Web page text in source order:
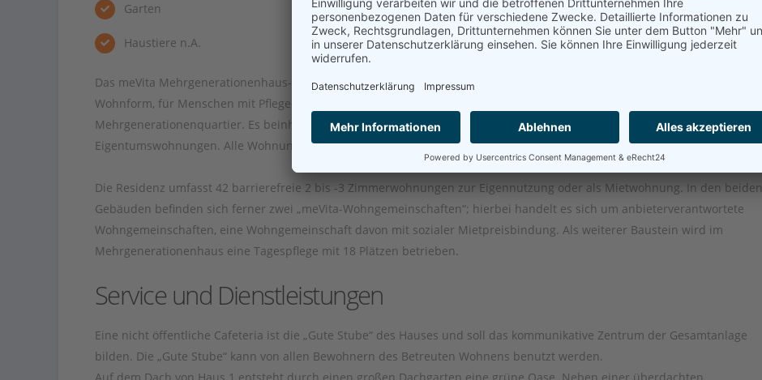
Garten
Haustiere n.A.
Das meVita Mehrgenerationenhaus-Kalkofen in Waldenbuch ermöglicht eine zeitgemäße und bedarfsorientierte
Wohnform, für Menschen mit Pflege- und Unterstützungsbedarf und für die weiteren Bewohner im
Mehrgenerationenquartier. Es beinhaltet zwei Gebäude – Haus 1 mit Betreuten Wohnungen, Haus 2 mit klassischen
Eigentumswohnungen. Alle Wohnungen sind barrierefrei erreichbar.
Die Residenz umfasst 42 barrierefreie 2 bis -3 Zimmerwohnungen zur Eigennutzung oder als Mietwohnung. In den beiden
Gebäuden befinden sich ferner zwei „meVita-Wohngemeinschaften“; hierbei handelt es sich um anbieterverantwortete
Wohngemeinschaften, eine Wohngemeinschaft davon mit sozialer Mietpreisbindung. Als weiterer Baustein wird im
Mehrgenerationenhaus eine Tagespflege mit 18 Plätzen betrieben.
Service und Dienstleistungen
Eine nicht öffentliche Cafeteria ist die „Gute Stube“ des Hauses und soll das kommunikative Zentrum der Gesamtanlage
bilden. Die „Gute Stube“ kann von allen Bewohnern des Betreuten Wohnens benutzt werden.